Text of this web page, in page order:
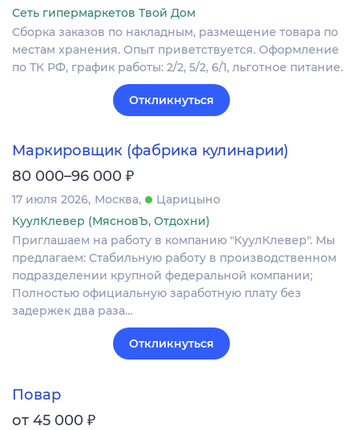
Сеть гипермаркетов Твой Дом
Сборка заказов по накладным, размещение товара по
местам хранения. Опыт приветствуется. Оформление
по ТК РФ, график работы: 2/2, 5/2, 6/1, льготное питание.
Откликнуться
Маркировщик (фабрика кулинарии)
80 000–96 000 ₽
17 июля 2026 Москва
Царицыно
КуулКлевер (МясновЪ, Отдохни)
Приглашаем на работу в компанию "КуулКлевер". Мы
предлагаем: Стабильную работу в производственном
подразделении крупной федеральной компании;
Полностью официальную заработную плату без
задержек два раза…
Откликнуться
Повар
от 45 000 ₽